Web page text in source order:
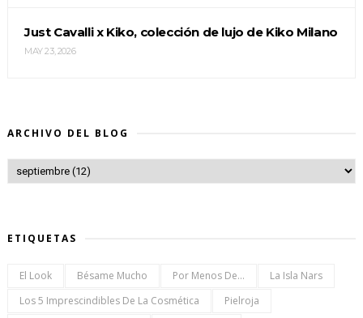
Just Cavalli x Kiko, colección de lujo de Kiko Milano
MAY 23, 2026
ARCHIVO DEL BLOG
ETIQUETAS
El Look Bésame Mucho Por Menos De...
La Isla Nars
Los 5 Imprescindibles De La Cosmética
Pielroja